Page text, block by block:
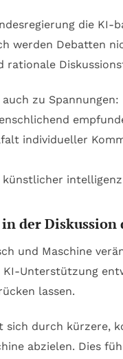
die
werden Debatten
rationale
zu
individueller
der Diskussion
und Maschine
Unterstützung
lassen.
sich durch kürzere,
abzielen. Dies